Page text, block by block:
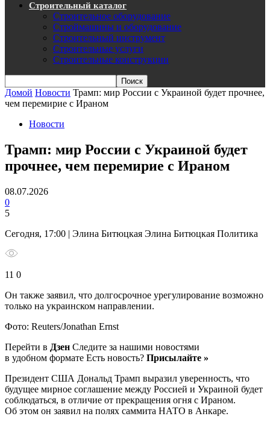
Строительный каталог
Строительное оборудование
Строймашины и оборудование
Строительный инструмент
Строительные услуги
Строительные конструкции
Домой Новости Трамп: мир России с Украиной будет прочнее,
чем перемирие с Ираном
Новости
Трамп: мир России с Украиной будет
прочнее, чем перемирие с Ираном
08.07.2026
0
5
Сегодня, 17:00 | Элина Битюцкая Элина Битюцкая Политика
11 0
Он также заявил, что долгосрочное урегулирование возможно
только на украинском направлении.
Фото: Reuters/Jonathan Ernst
Перейти в Дзен Следите за нашими новостями
в удобном формате Есть новость? Присылайте »
Президент США Дональд Трамп выразил уверенность, что
будущее мирное соглашение между Россией и Украиной будет
соблюдаться, в отличие от прекращения огня с Ираном.
Об этом он заявил на полях саммита НАТО в Анкаре.